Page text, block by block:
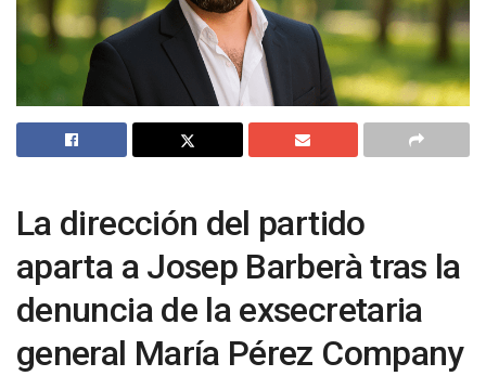
La dirección del partido
aparta a Josep Barberà tras la
denuncia de la exsecretaria
general María Pérez Company